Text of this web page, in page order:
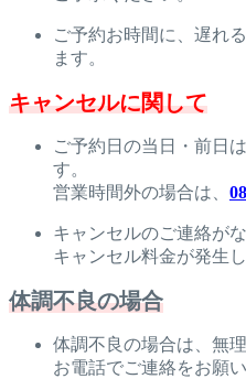
ご予約お時間に、遅れ
ます。
キャンセルに関して
ご予約日の当日・前日
す。
営業時間外の場合は、
キャンセルのご連絡が
キャンセル料金が発生
体調不良の場合
体調不良の場合は、無
お電話でご連絡をお願い